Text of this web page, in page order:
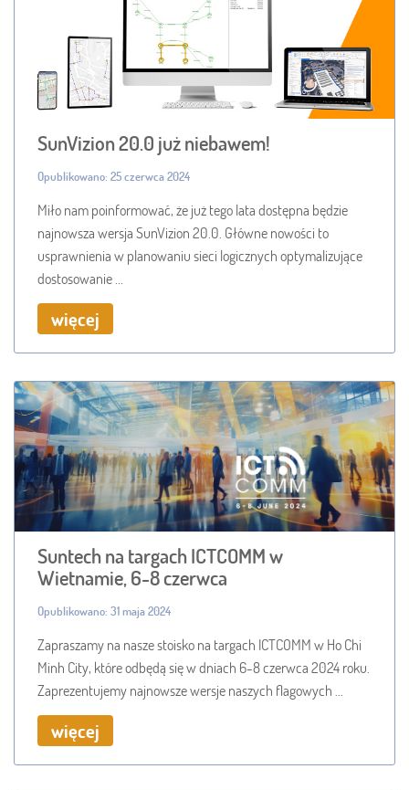
SunVizion 20.0 już niebawem!
Opublikowano: 25 czerwca 2024
Miło nam poinformować, że już tego lata dostępna będzie
najnowsza wersja SunVizion 20.0. Główne nowości to
usprawnienia w planowaniu sieci logicznych optymalizujące
dostosowanie ...
więcej
Suntech na targach ICTCOMM w
Wietnamie, 6-8 czerwca
Opublikowano: 31 maja 2024
Zapraszamy na nasze stoisko na targach ICTCOMM w Ho Chi
Minh City, które odbędą się w dniach 6-8 czerwca 2024 roku.
Zaprezentujemy najnowsze wersje naszych flagowych ...
więcej